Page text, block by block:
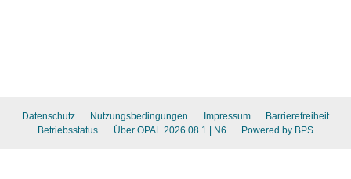
Datenschutz Nutzungsbedingungen Impressum
Barrierefreiheit
Betriebsstatus
Über OPAL 2026.08.1 | N6 Powered by BPS